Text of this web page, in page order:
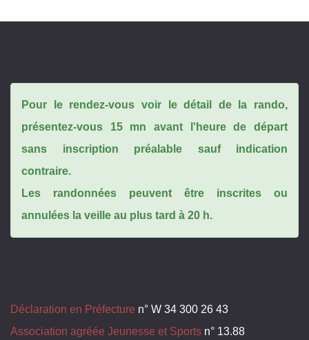
Pour le rendez-vous voir le détail de la rando,
présentez-vous 15 mn avant l'heure de départ
sans inscription préalable sauf indication
contraire.
Les randonnées peuvent être inscrites ou
annulées la veille au plus tard à 20 h.
Déclaration en Préfecture n° W 34 300 26 43
Association agréée Jeunesse et Sports n° 13.88